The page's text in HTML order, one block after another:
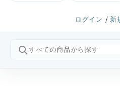
ログイン / 新